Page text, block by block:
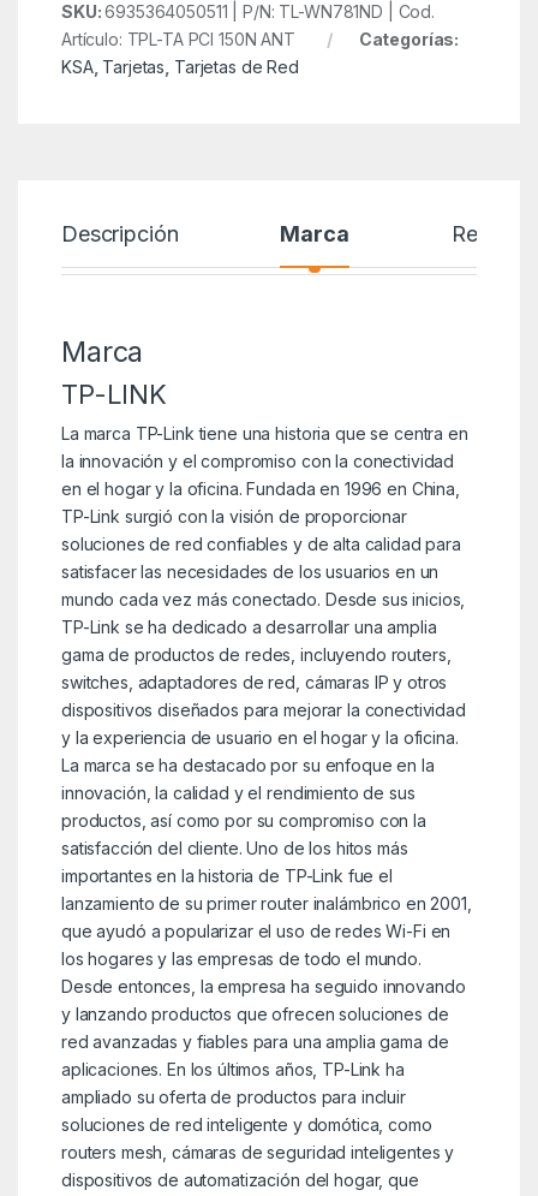
SKU:6935364050511 | P/N: TL-WN781ND | Cod.
Artículo: TPL-TA PCI 150N ANT
Categorías:
KSA, Tarjetas Tarjetas de Red
Descripción Marca Reseñas
Marca
TP-LINK
La marca TP-Link tiene una historia que se centra en
la innovación y el compromiso con la conectividad
en el hogar y la oficina. Fundada en 1996 en China,
TP-Link surgió con la visión de proporcionar
soluciones de red confiables y de alta calidad para
satisfacer las necesidades de los usuarios en un
mundo cada vez más conectado. Desde sus inicios,
TP-Link se ha dedicado a desarrollar una amplia
gama de productos de redes, incluyendo routers,
switches, adaptadores de red, cámaras IP y otros
dispositivos diseñados para mejorar la conectividad
y la experiencia de usuario en el hogar y la oficina.
La marca se ha destacado por su enfoque en la
innovación, la calidad y el rendimiento de sus
productos, así como por su compromiso con la
satisfacción del cliente. Uno de los hitos más
importantes en la historia de TP-Link fue el
lanzamiento de su primer router inalámbrico en 2001,
que ayudó a popularizar el uso de redes Wi-Fi en
los hogares y las empresas de todo el mundo.
Desde entonces, la empresa ha seguido innovando
y lanzando productos que ofrecen soluciones de
red avanzadas y fiables para una amplia gama de
aplicaciones. En los últimos años, TP-Link ha
ampliado su oferta de productos para incluir
soluciones de red inteligente y domótica, como
routers mesh, cámaras de seguridad inteligentes y
dispositivos de automatización del hogar, que